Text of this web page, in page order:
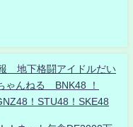
地下格闘アイドルだい
ゃんねる BNK48 ！
！STU48！SKE48